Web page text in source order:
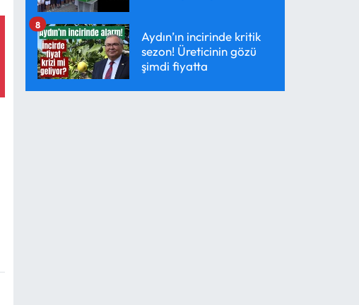
Aydın’ın incirinde kritik
sezon! Üreticinin gözü
şimdi fiyatta
8